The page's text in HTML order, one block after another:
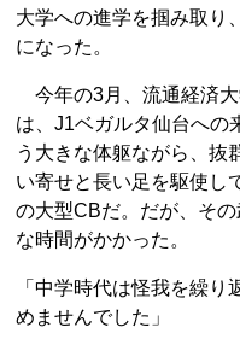
大学への進学を掴み取り
になった。
今年の3月、流通経済大
は、J1ベガルタ仙台への
う大きな体躯ながら、抜
い寄せと長い足を駆使し
の大型CBだ。だが、そ
な時間がかかった。
「中学時代は怪我を繰
めませんでした」